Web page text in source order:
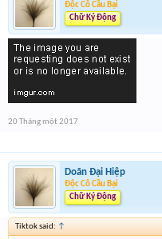
Độc Cô Cầu Bại
Chữ Ký Động
20 Tháng một 2017
Doãn Đại Hiệp
Độc Cô Cầu Bại
Chữ Ký Động
Tiktok said: ↑